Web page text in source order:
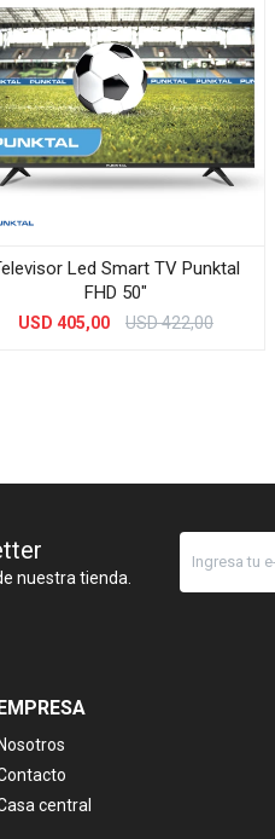
Led Smart TV Punktal
FHD 50"
USD 405,00 USD422,00
nuestra tienda.
central